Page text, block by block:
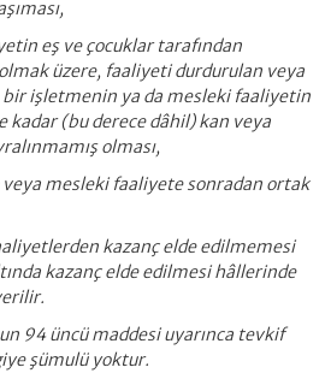
eş ve çocuklar tarafından
üzere, faaliyeti durdurulan veya
işletmenin ya da mesleki faaliyetin
kadar (bu derece dâhil) kan veya
olması,
mesleki faaliyete sonradan ortak
kazanç elde edilmemesi
kazanç elde edilmesi hâllerinde
94 üncü maddesi uyarınca tevkif
şümulü yoktur.